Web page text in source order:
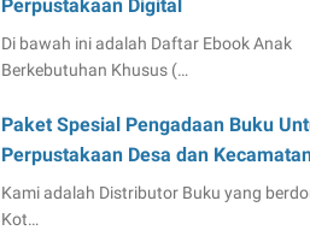
Perpustakaan Digital
Di bawah ini adalah Daftar Ebook Anak
Berkebutuhan Khusus (…
Paket Spesial Pengadaan Buku
Perpustakaan Desa dan
Kami adalah Distributor Buku yang
Kot…